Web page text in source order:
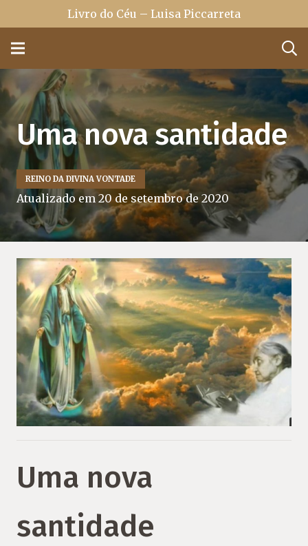
Livro do Céu – Luisa Piccarreta
Uma nova santidade
REINO DA DIVINA VONTADE
Atualizado em 20 de setembro de 2020
Uma nova
santidade